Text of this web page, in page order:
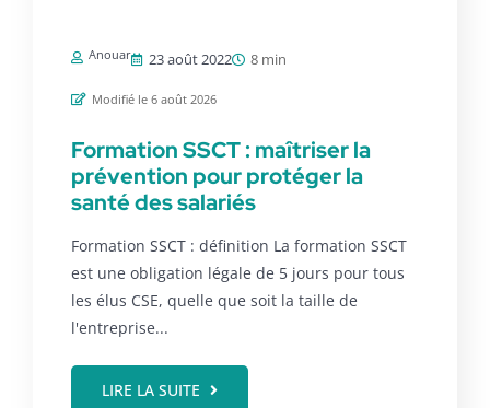
Anouar 23 août 2022 8 min
Modifié le 6 août 2026
Formation SSCT : maîtriser la
prévention pour protéger la
santé des salariés
Formation SSCT : définition La formation SSCT
est une obligation légale de 5 jours pour tous
les élus CSE, quelle que soit la taille de
l'entreprise...
LIRE LA SUITE